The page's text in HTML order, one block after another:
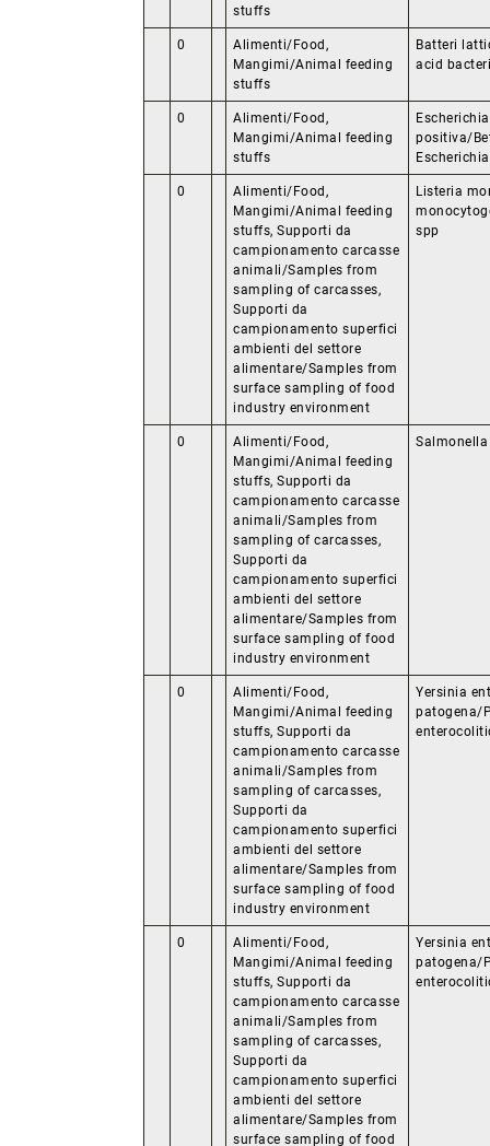
stuffs
0
Alimenti/Food,
Mangimi/Animal feeding
stuffs
Batteri
acid
0
Alimenti/Food,
Mangimi/Animal feeding
stuffs
positiva/
0
Alimenti/Food,
Mangimi/Animal feeding
stuffs, Supporti da
campionamento carcasse
animali/Samples from
sampling of carcasses,
Supporti da
campionamento superfici
ambienti del settore
alimentare/Samples from
surface sampling of food
industry environment
Listeria
spp
0
Alimenti/Food,
Mangimi/Animal feeding
stuffs, Supporti da
campionamento carcasse
animali/Samples from
sampling of carcasses,
Supporti da
campionamento superfici
ambienti del settore
alimentare/Samples from
surface sampling of food
industry environment
0
Alimenti/Food,
Mangimi/Animal feeding
stuffs, Supporti da
campionamento carcasse
animali/Samples from
sampling of carcasses,
Supporti da
campionamento superfici
ambienti del settore
alimentare/Samples from
surface sampling of food
industry environment
Yersinia
patogena/
0
Alimenti/Food,
Mangimi/Animal feeding
stuffs, Supporti da
campionamento carcasse
animali/Samples from
sampling of carcasses,
Supporti da
campionamento superfici
ambienti del settore
alimentare/Samples from
surface sampling of food
Yersinia
patogena/